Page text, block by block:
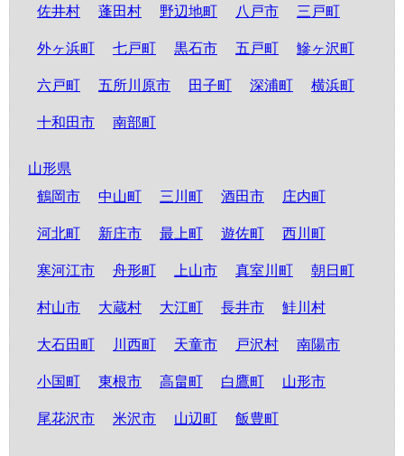
佐井村 蓬田村 野辺地町 八戸市 三戸町
外ヶ浜町 七戸町 黒石市 五戸町 鰺ヶ沢町
六戸町 五所川原市 田子町 深浦町 横浜町
十和田市 南部町
山形県
鶴岡市
中山町 三川町 酒田市 庄内町
河北町 新庄市 最上町 遊佐町 西川町
寒河江市 舟形町 上山市 真室川町 朝日町
村山市 大蔵村 大江町 長井市 鮭川村
大石田町 川西町 天童市 戸沢村 南陽市
小国町 東根市 高畠町 白鷹町 山形市
尾花沢市 米沢市 山辺町 飯豊町